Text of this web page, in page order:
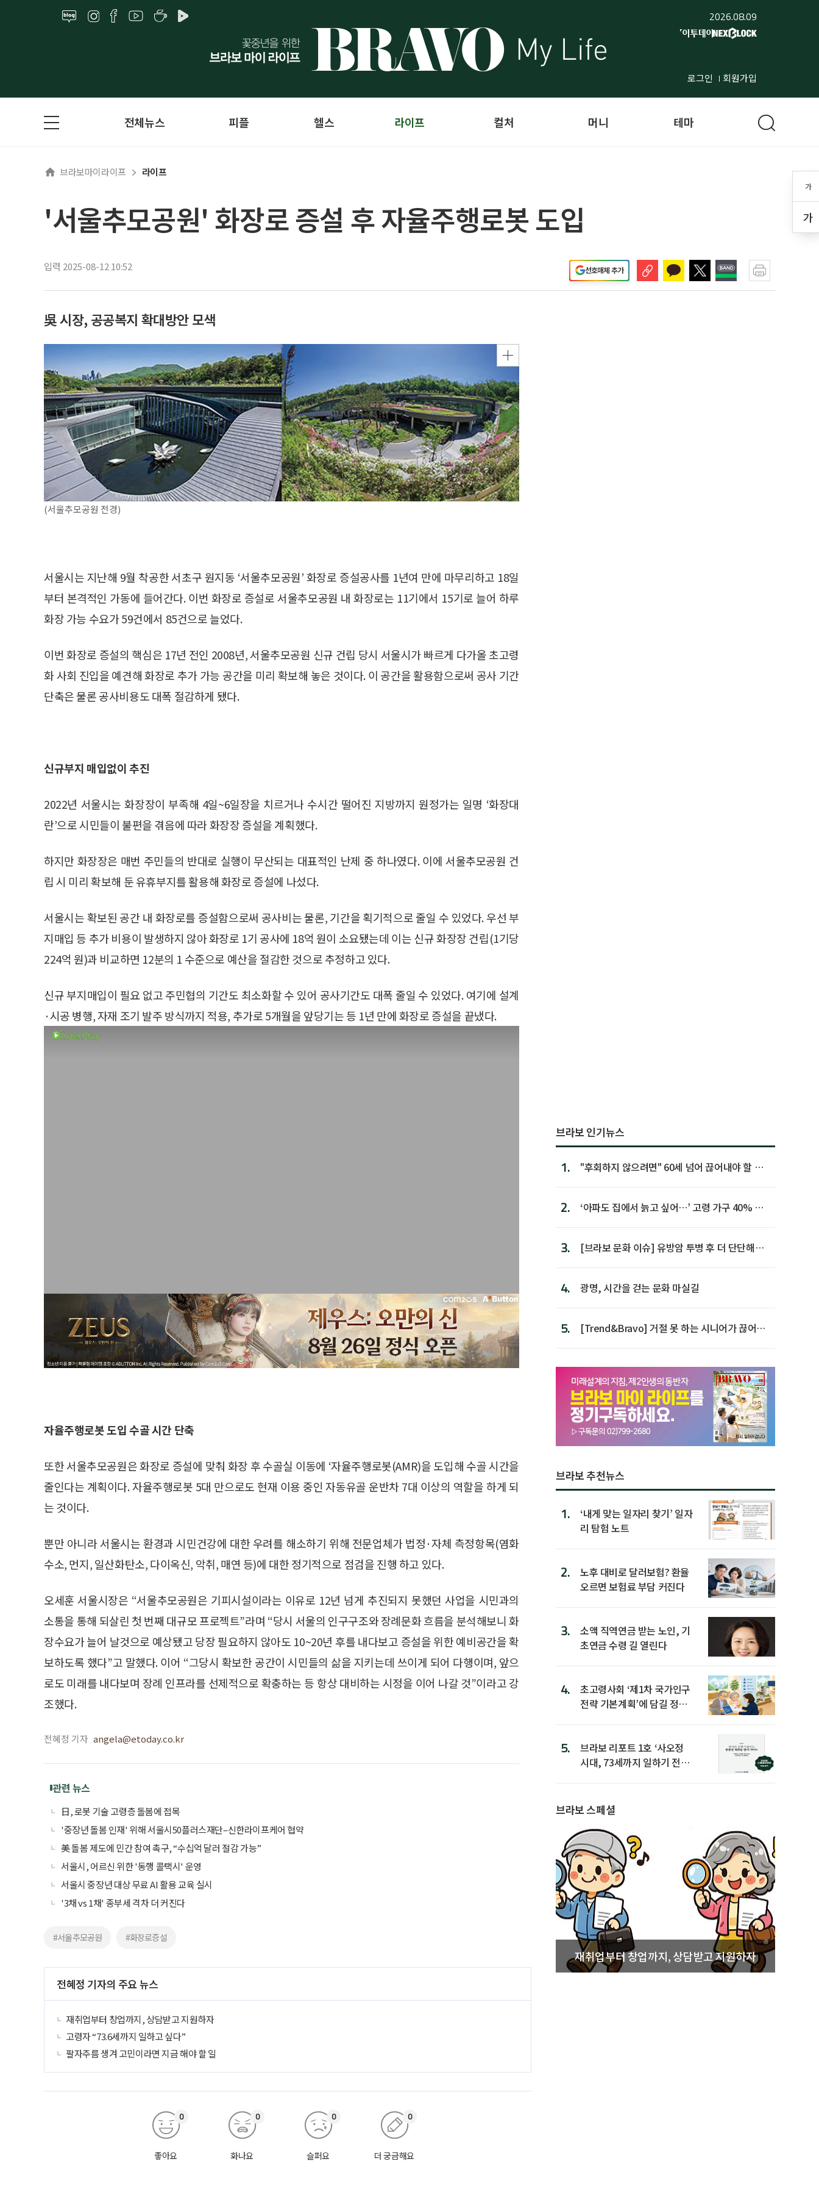
2026.08.09
로그인 회원가입
가
가
전체뉴스 피플 헬스 라이프 컬처 머니 테마
브라보마이라이프 라이프
'서울추모공원' 화장로 증설 후 자율주행로봇 도입
입력 2025-08-12 10:52 선호매체 추가
吳 시장, 공공복지 확대방안 모색
(서울추모공원 전경)
서울시는 지난해 9월 착공한 서초구 원지동 ‘서울추모공원’ 화장로 증설공사를 1년여 만에 마무리하고 18일
부터 본격적인 가동에 들어간다. 이번 화장로 증설로 서울추모공원 내 화장로는 11기에서 15기로 늘어 하루
화장 가능 수요가 59건에서 85건으로 늘었다.
이번 화장로 증설의 핵심은 17년 전인 2008년, 서울추모공원 신규 건립 당시 서울시가 빠르게 다가올 초고령
화 사회 진입을 예견해 화장로 추가 가능 공간을 미리 확보해 놓은 것이다. 이 공간을 활용함으로써 공사 기간
단축은 물론 공사비용도 대폭 절감하게 됐다.
신규부지 매입없이 추진
2022년 서울시는 화장장이 부족해 4일~6일장을 치르거나 수시간 떨어진 지방까지 원정가는 일명 ‘화장대
란’으로 시민들이 불편을 겪음에 따라 화장장 증설을 계획했다.
하지만 화장장은 매번 주민들의 반대로 실행이 무산되는 대표적인 난제 중 하나였다. 이에 서울추모공원 건
립 시 미리 확보해 둔 유휴부지를 활용해 화장로 증설에 나섰다.
서울시는 확보된 공간 내 화장로를 증설함으로써 공사비는 물론, 기간을 획기적으로 줄일 수 있었다. 우선 부
지매입 등 추가 비용이 발생하지 않아 화장로 1기 공사에 18억 원이 소요됐는데 이는 신규 화장장 건립(1기당
224억 원)과 비교하면 12분의 1 수준으로 예산을 절감한 것으로 추정하고 있다.
신규 부지매입이 필요 없고 주민협의 기간도 최소화할 수 있어 공사기간도 대폭 줄일 수 있었다. 여기에 설계
·시공 병행, 자재 조기 발주 방식까지 적용, 추가로 5개월을 앞당기는 등 1년 만에 화장로 증설을 끝냈다.
자율주행로봇 도입 수골 시간 단축
또한 서울추모공원은 화장로 증설에 맞춰 화장 후 수골실 이동에 ‘자율주행로봇(AMR)을 도입해 수골 시간을
줄인다는 계획이다. 자율주행로봇 5대 만으로도 현재 이용 중인 자동유골 운반차 7대 이상의 역할을 하게 되
는 것이다.
뿐만 아니라 서울시는 환경과 시민건강에 대한 우려를 해소하기 위해 전문업체가 법정·자체 측정항목(염화
수소, 먼지, 일산화탄소, 다이옥신, 악취, 매연 등)에 대한 정기적으로 점검을 진행 하고 있다.
오세훈 서울시장은 “서울추모공원은 기피시설이라는 이유로 12년 넘게 추진되지 못했던 사업을 시민과의
소통을 통해 되살린 첫 번째 대규모 프로젝트”라며 “당시 서울의 인구구조와 장례문화 흐름을 분석해보니 화
장수요가 늘어 날것으로 예상됐고 당장 필요하지 않아도 10~20년 후를 내다보고 증설을 위한 예비공간을 확
보하도록 했다”고 말했다. 이어 “그당시 확보한 공간이 시민들의 삶을 지키는데 쓰이게 되어 다행이며, 앞으
로도 미래를 내다보며 장례 인프라를 선제적으로 확충하는 등 항상 대비하는 시정을 이어 나갈 것”이라고 강
조했다.
전혜정 기자 angela@etoday.co.kr
관련 뉴스
日, 로봇 기술 고령층 돌봄에 접목
'중장년 돌봄 인재' 위해 서울시50플러스재단–신한라이프케어 협약
美 돌봄 제도에 민간 참여 촉구, “수십억 달러 절감 가능”
서울시, 어르신 위한 '동행 콜택시' 운영
서울시 중장년 대상 무료 AI 활용 교육 실시
'3채 vs 1채' 종부세 격차 더 커진다
#서울추모공원 #화장로증설
전혜정 기자의 주요 뉴스
재취업부터 창업까지, 상담받고 지원하자
고령자 “73.6세까지 일하고 싶다”
팔자주름 생겨 고민이라면 지금 해야 할 일
좋아요
0
화나요
0
슬퍼요
0
더 궁금해요
0
브라보 인기뉴스
1.
"후회하지 않으려면" 60세 넘어 끊어내야 할 사
2.
‘아파도 집에서 늙고 싶어…’ 고령 가구 40% 노
3.
[브라보 문화 이슈] 유방암 투병 후 더 단단해진
4. 광명, 시간을 걷는 문화 마실길
5.
[Trend&Bravo] 거절 못 하는 시니어가 끊어야
브라보 추천뉴스
1.
‘내게 맞는 일자리 찾기’ 일자
리 탐험 노트
2.
노후 대비로 달러보험? 환율
오르면 보험료 부담 커진다
3.
소액 직역연금 받는 노인, 기
초연금 수령 길 열린다
4.
초고령사회 ‘제1차 국가인구
전략 기본계획’에 담길 정책
5.
브라보 리포트 1호 ‘사오정
시대, 73세까지 일하기 전략’
브라보 스페셜
재취업부터 창업까지, 상담받고 지원하자